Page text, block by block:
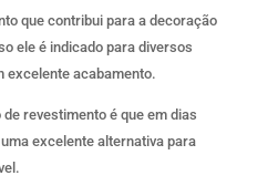
que contribui para a decoração
ele é indicado para diversos
excelente acabamento.
revestimento é que em dias
excelente alternativa para